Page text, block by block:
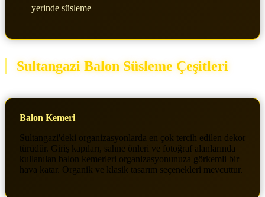
yerinde süsleme
Sultangazi Balon Süsleme Çeşitleri
Balon Kemeri
Sultangazi'deki organizasyonlarda en çok tercih edilen dekor
türüdür. Giriş kapıları, sahne önleri ve fotoğraf alanlarında
kullanılan balon kemerleri organizasyonunuza görkemli bir
hava katar. Organik ve klasik tasarım seçenekleri mevcuttur.